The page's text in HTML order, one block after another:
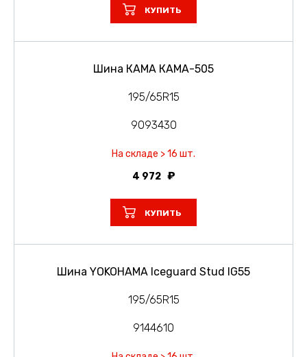
КУПИТЬ
Шина КАМА КАМА-505
195/65R15
9093430
На складе > 16 шт.
4 972
КУПИТЬ
Шина YOKOHAMA Iceguard Stud IG55
195/65R15
9144610